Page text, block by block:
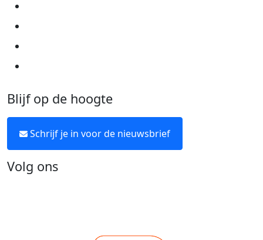
Blijf op de hoogte
Schrijf je in voor de nieuwsbrief
Volg ons